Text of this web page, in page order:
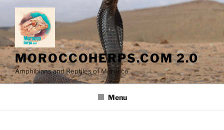
content
MOROCCOHERPS.COM 2.0
Amphibians and Reptiles of Morocco
Menu